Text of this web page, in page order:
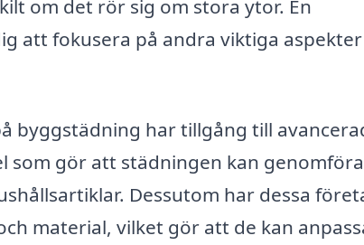
om det rör sig om stora ytor. En
att fokusera på andra viktiga
byggstädning har tillgång till
gör att städningen kan
Dessutom har dessa
material, vilket gör att de kan